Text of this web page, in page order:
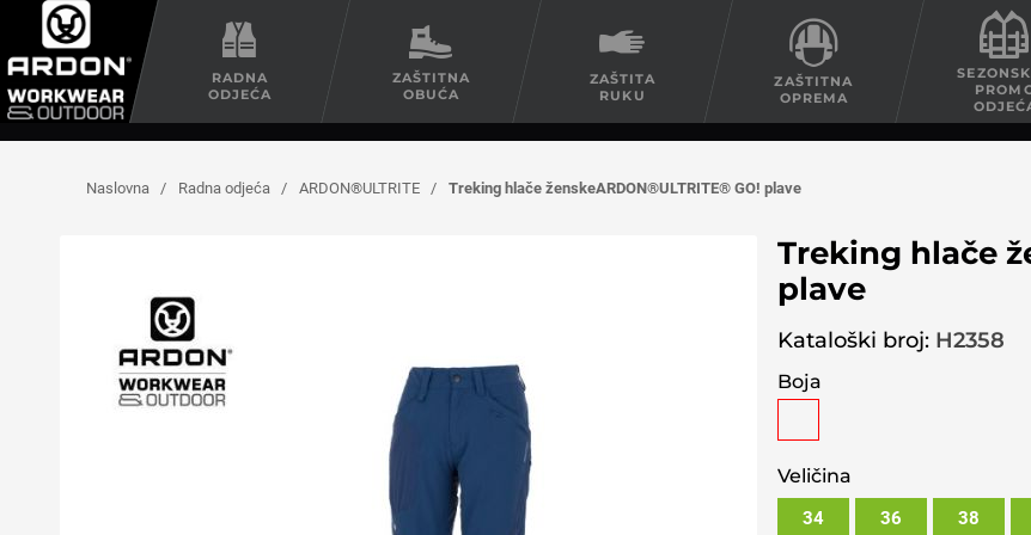
RADNA
ODJEĆA
ZAŠTITNA
OBUĆA
ZAŠTITA
RUKU
ZAŠTITNA
OPREMA
Naslovna / Radna odjeća / ARDON®ULTRITE / Treking hlače ženskeARDON®ULTRITE® GO! plave
Treking hlače
plave
Kataloški broj: H2358
Boja
Veličina
34 36 38